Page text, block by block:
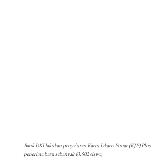
Bank DKI lakukan penyaluran Kartu Jakarta Pintar (KJP) Plus
penerima baru sebanyak 43.502 siswa,